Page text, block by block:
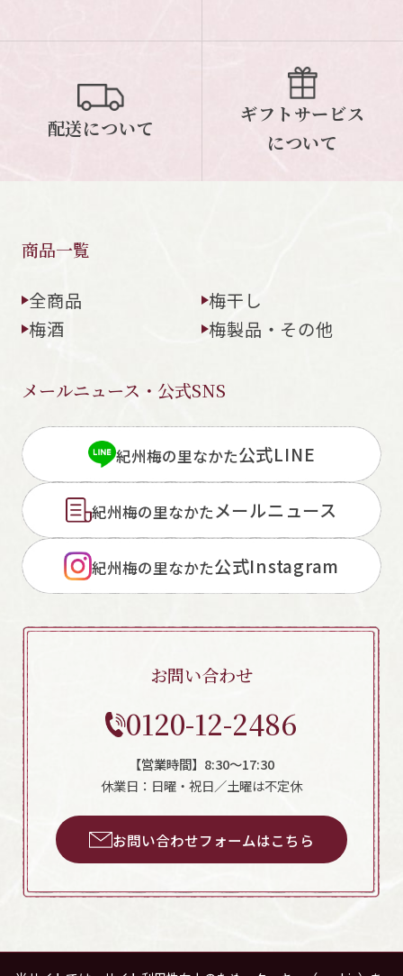
配送について
ギフトサービス
について
商品一覧
全商品
梅干し
梅酒
梅製品・その他
メールニュース・公式SNS
紀州梅の里なかた公式LINE
紀州梅の里なかたメールニュース
紀州梅の里なかた公式Instagram
お問い合わせ
0120-12-2486
【営業時間】8:30～17:30
休業日：日曜・祝日／土曜は不定休
お問い合わせフォームはこちら